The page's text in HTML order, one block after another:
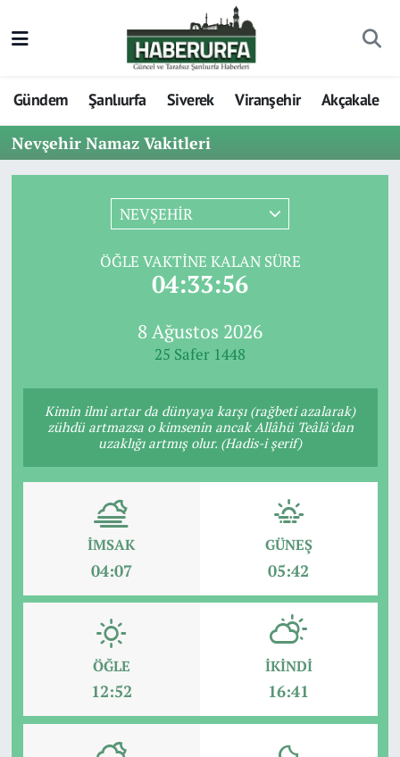
Gündem Şanlıurfa Siverek Viranşehir Akçakale
Nevşehir Namaz Vakitleri
NEVŞEHİR
ÖĞLE VAKTINE KALAN SÜRE
04:33:56
8 Ağustos 2026
25 Safer 1448
Kimin ilmi artar da dünyaya karşı (rağbeti azalarak)
zühdü artmazsa o kimsenin ancak Allâhü Teâlâ'dan
uzaklığı artmış olur. (Hadis-i şerif)
İMSAK
04:07
GÜNEŞ
05:42
ÖĞLE
12:52
İKINDI
16:41